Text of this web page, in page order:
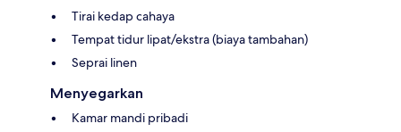
Tirai kedap cahaya
Tempat tidur lipat/ekstra (biaya tambahan)
Seprai linen
Menyegarkan
Kamar mandi pribadi